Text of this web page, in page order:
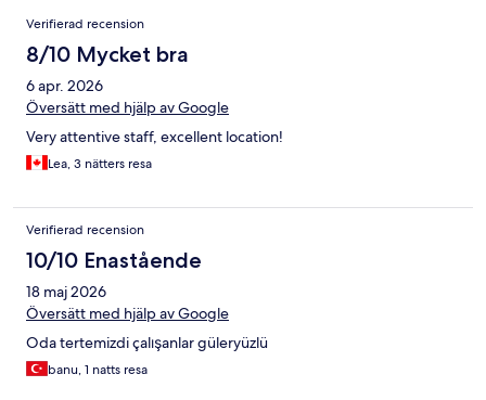
Recensioner
Verifierad recension
8/10 Mycket bra
6 apr. 2026
Översätt med hjälp av Google
Very attentive staff, excellent location!
Lea, 3 nätters resa
Verifierad recension
10/10 Enastående
18 maj 2026
Översätt med hjälp av Google
Oda tertemizdi çalışanlar güleryüzlü
banu, 1 natts resa